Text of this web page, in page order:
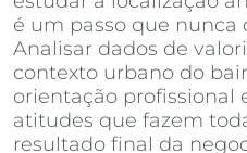
é um passo que nunca
Analisar dados de
contexto urbano do
orientação profissional
atitudes que fazem
resultado final da